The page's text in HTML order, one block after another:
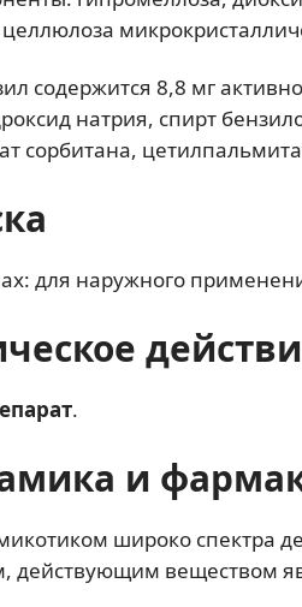
содержится 8,8 мг
натрия, спирт
сорбитана,
для наружного
.
и
широко спектра
действующим веществом